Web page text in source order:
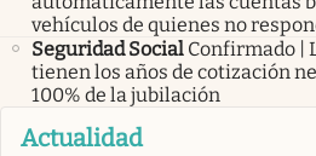
vehículos de quienes no
Seguridad Social Confirmado |
tienen los años de cotización
100% de la jubilación
Actualidad